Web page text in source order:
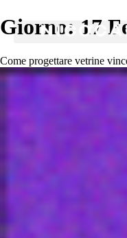
Giorno: 17
Come progettare vetrine